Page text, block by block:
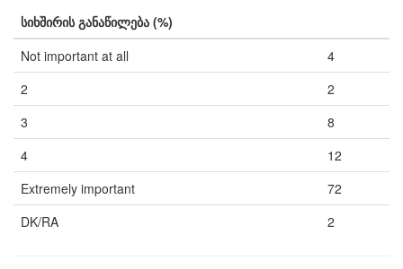
სიხშირის განაწილება (%)
Not important at all
4
2
2
3
8
4
12
Extremely important
72
DK/RA
2